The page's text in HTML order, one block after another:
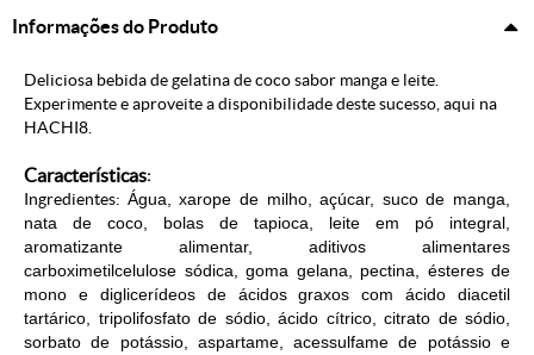
Informações do Produto
Deliciosa bebida de gelatina de coco sabor manga e leite.
Experimente e aproveite a disponibilidade deste sucesso, aqui na
HACHI8.
Características:
Ingredientes: Água, xarope de milho, açúcar, suco de manga,
nata de coco, bolas de tapioca, leite em pó integral,
aromatizante alimentar, aditivos alimentares
carboximetilcelulose sódica, goma gelana, pectina, ésteres de
mono e diglicerídeos de ácidos graxos com ácido diacetil
tartárico, tripolifosfato de sódio, ácido cítrico, citrato de sódio,
sorbato de potássio, aspartame, acessulfame de potássio e